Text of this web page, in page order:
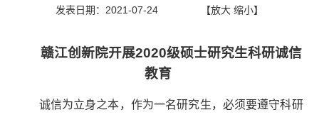
发表日期：2021-07-24 【放大 缩小】
赣江创新院开展2020级硕士研究生科研诚信
教育
诚信为立身之本，作为一名研究生，必须要遵守科研